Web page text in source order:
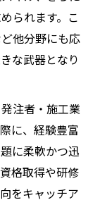
タント現場
け建設コン
ントの求人
サルタント
務経験とそ
られます。こ
他分野にも応
な武器となり
注者・施工業
に、経験豊富
に柔軟かつ迅
格取得や研修
をキャッチア